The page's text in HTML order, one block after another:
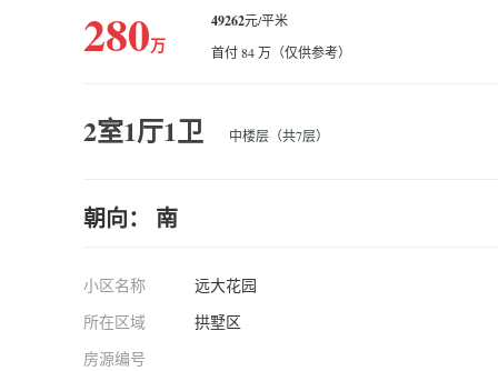
280万
49262元/平米
首付 84 万（仅供参考）
2室1厅1卫 中楼层（共7层）
朝向： 南
小区名称
远大花园
所在区域
拱墅区
房源编号